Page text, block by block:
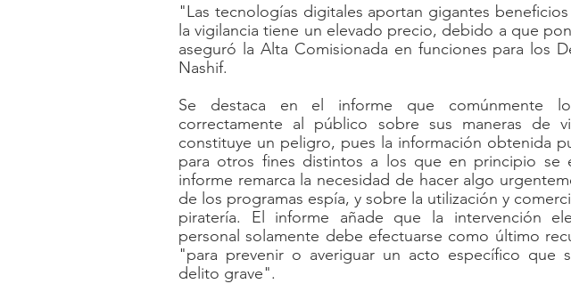
"Las tecnologías digitales aportan gigantes
la vigilancia tiene un elevado precio, debido a que
aseguró la Alta Comisionada en funciones para los
Nashif.
Se destaca en el informe que comúnmente
correctamente al público sobre sus maneras de
constituye un peligro, pues la información obtenida
para otros fines distintos a los que en principio se
informe remarca la necesidad de hacer algo
de los programas espía, y sobre la utilización y
piratería. El informe añade que la intervención
personal solamente debe efectuarse como último
"para prevenir o averiguar un acto específico que
delito grave".